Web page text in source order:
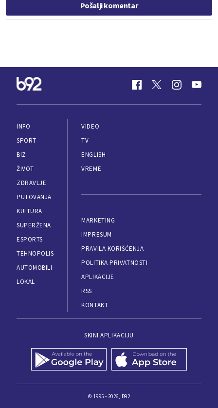
Pošalji komentar
INFO
SPORT
BIZ
ŽIVOT
ZDRAVLJE
PUTOVANJA
KULTURA
SUPERŽENA
ESPORTS
TEHNOPOLIS
AUTOMOBILI
LOKAL
VIDEO
TV
ENGLISH
VREME
MARKETING
IMPRESUM
PRAVILA KORIŠĆENJA
POLITIKA PRIVATNOSTI
APLIKACIJE
RSS
KONTAKT
SKINI APLIKACIJU
© 1995 - 2026, B92